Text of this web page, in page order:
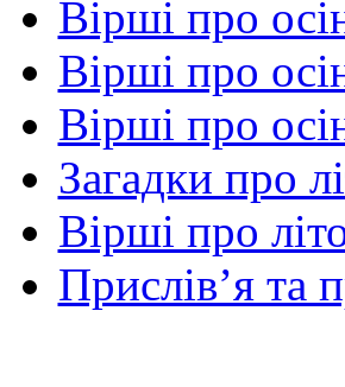
Вірші про
Вірші про
Вірші про
Загадки про
Вірші про
Прислів’я та